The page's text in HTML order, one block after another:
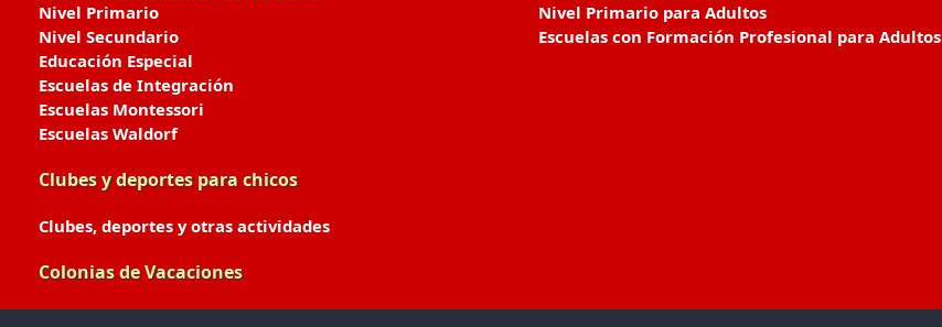
Nivel Primario
Nivel Secundario
Educación Especial
Escuelas de Integración
Escuelas Montessori
Escuelas Waldorf
Clubes y deportes para chicos
Clubes, deportes y otras actividades
Colonias de Vacaciones
Nivel Primario para Adultos
Escuelas con Formación Profesional para Adultos